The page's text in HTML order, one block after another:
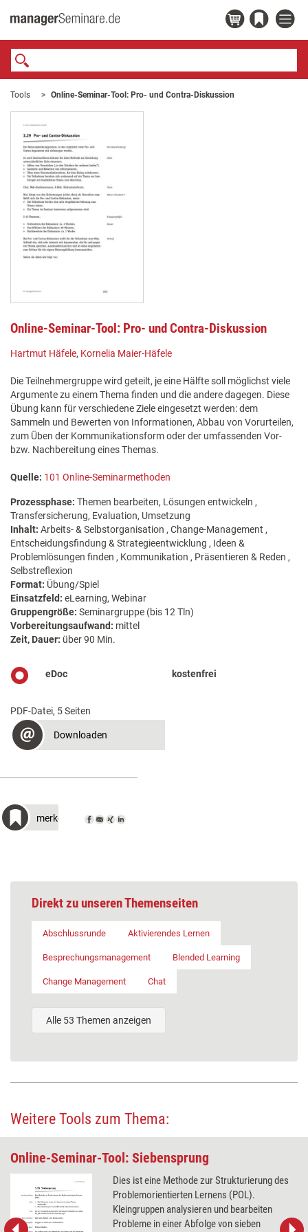
Tools Online-Seminar-Tool: Pro- und Contra-Diskussion
Online-Seminar-Tool: Pro- und Contra-Diskussion
Hartmut Häfele, Kornelia Maier-Häfele
Die Teilnehmergruppe wird geteilt, je eine Hälfte soll möglichst viele
Argumente zu einem Thema finden und die andere dagegen. Diese
Übung kann für verschiedene Ziele eingesetzt werden: dem
Sammeln und Bewerten von Informationen, Abbau von Vorurteilen,
zum Üben der Kommunikationsform oder der umfassenden Vor-
bzw. Nachbereitung eines Themas.
Quelle: 101 Online-Seminarmethoden
Prozessphase: Themen bearbeiten, Lösungen entwickeln ,
Transfersicherung, Evaluation, Umsetzung
Inhalt: Arbeits- & Selbstorganisation , Change-Management ,
Entscheidungsfindung & Strategieentwicklung , Ideen &
Problemlösungen finden , Kommunikation , Präsentieren & Reden ,
Selbstreflexion
Format: Übung/Spiel
Einsatzfeld: eLearning, Webinar
Gruppengröße: Seminargruppe (bis 12 Tln)
Vorbereitungsaufwand: mittel
Zeit, Dauer: über 90 Min.
eDoc kostenfrei
PDF-Datei, 5 Seiten
Downloaden
merken
Direkt zu unseren Themenseiten
Abschlussrunde Aktivierendes Lernen
Besprechungsmanagement Blended Learning
Change Management Chat
Alle 53 Themen anzeigen
Weitere Tools zum Thema:
Online-Seminar-Tool: Siebensprung
Dies ist eine Methode zur Strukturierung des
Problemorientierten Lernens (POL).
Kleingruppen analysieren und bearbeiten
Probleme in einer Abfolge von sieben